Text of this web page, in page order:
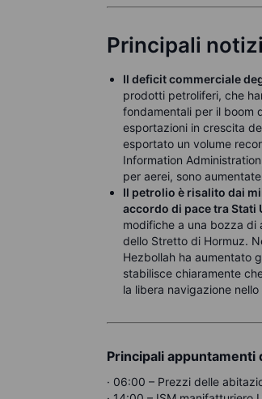
Principali
Il deficit commerciale
prodotti petroliferi, che
fondamentali per il boom
esportazioni in crescita
esportato un volume
Information
per aerei, sono
Il petrolio è risalito dai
accordo di pace tra Stati
modifiche a una bozza di
dello Stretto di Hormuz.
Hezbollah ha aumentato
stabilisce chiaramente
la libera navigazione
Principali appuntamenti
· 06:00 – Prezzi delle